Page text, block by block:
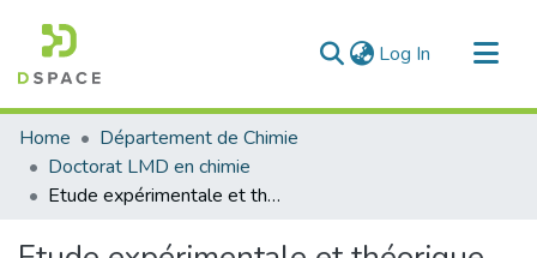
Log In (current)
Communities & Collections
All of DSpace
Statistics
Home
Département de Chimie
Doctorat LMD en chimie
Etude expérimentale et théorique du procédé d’extraction et du transport de cations métalliques à travers une membrane liquide supportée, liquide-liquide et liquide-solide.